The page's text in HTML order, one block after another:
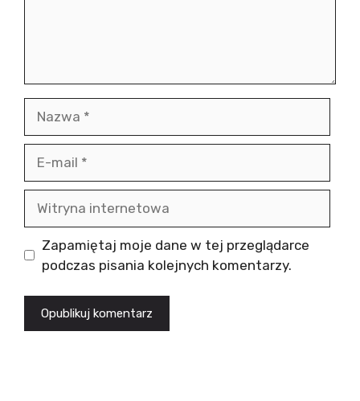
mail
internetowa
Zapamiętaj moje dane w tej przeglądarce
podczas pisania kolejnych komentarzy.